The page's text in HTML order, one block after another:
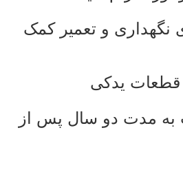
نگهداری و تعمیر کمک
قطعات یدکی
به مدت دو سال پس از